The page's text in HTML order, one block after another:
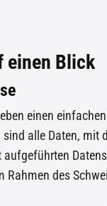
einen Blick
einen
sind alle Daten,
aufgeführten
Rahmen des